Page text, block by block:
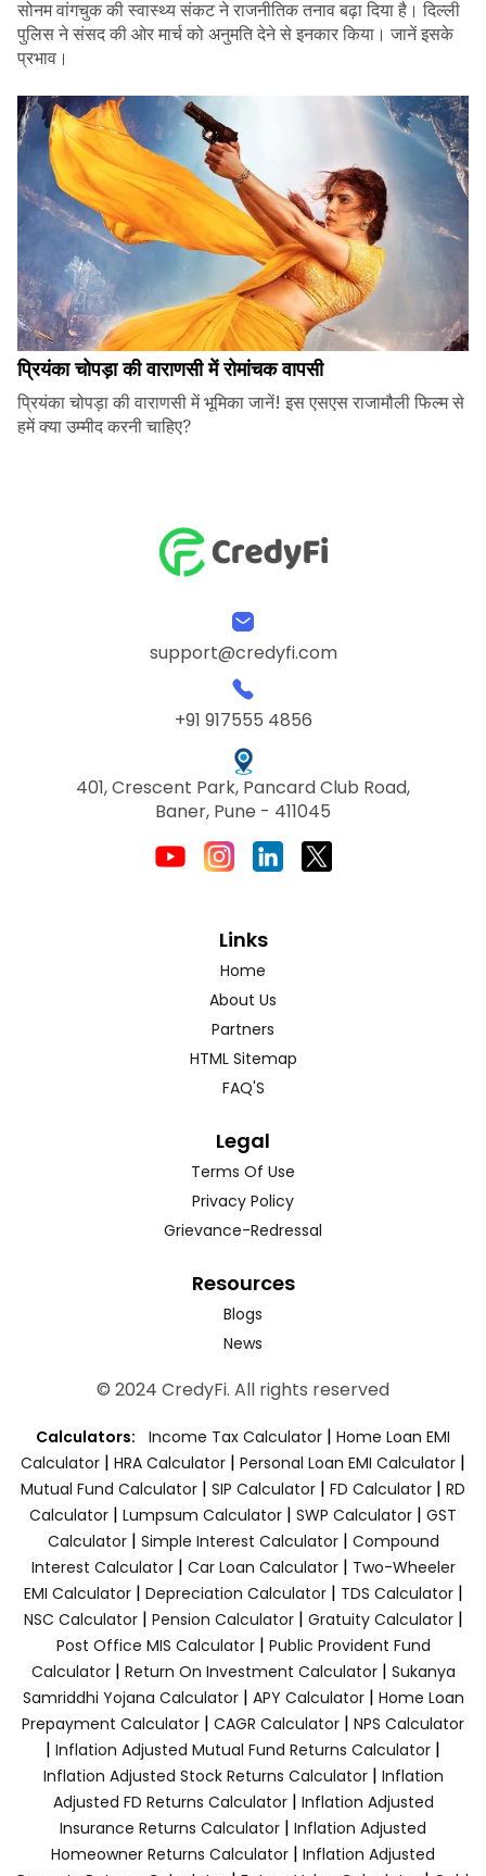
सोनम वांगचुक की स्वास्थ्य संकट ने राजनीतिक तनाव बढ़ा दिया है। दिल्ली
पुलिस ने संसद की ओर मार्च को अनुमति देने से इनकार किया। जानें इसके
प्रभाव।
प्रियंका चोपड़ा की वाराणसी में रोमांचक वापसी
प्रियंका चोपड़ा की वाराणसी में भूमिका जानें! इस एसएस राजामौली फिल्म से
हमें क्या उम्मीद करनी चाहिए?
support@credyfi.com
+91 917555 4856
401, Crescent Park, Pancard Club Road,
Baner, Pune - 411045
Links
Home
About Us
Partners
HTML Sitemap
FAQ'S
Legal
Terms Of Use
Privacy Policy
Grievance-Redressal
Resources
Blogs
News
© 2024 CredyFi. All rights reserved
Calculators: Income Tax Calculator | Home Loan EMI
Calculator | HRA Calculator | Personal Loan EMI Calculator |
Mutual Fund Calculator | SIP Calculator | FD Calculator | RD
Calculator | Lumpsum Calculator | SWP Calculator | GST
Calculator| Simple Interest Calculator| Compound
Interest Calculator| Car Loan Calculator| Two-Wheeler
EMI Calculator| Depreciation Calculator| TDS Calculator|
NSC Calculator| Pension Calculator| Gratuity Calculator|
Post Office MIS Calculator| Public Provident Fund
Calculator| Return On Investment Calculator| Sukanya
Samriddhi Yojana Calculator| APY Calculator| Home Loan
Prepayment Calculator | CAGR Calculator | NPS Calculator
| Inflation Adjusted Mutual Fund Returns Calculator |
Inflation Adjusted Stock Returns Calculator| Inflation
Adjusted FD Returns Calculator| Inflation Adjusted
Insurance Returns Calculator | Inflation Adjusted
Homeowner Returns Calculator | Inflation Adjusted